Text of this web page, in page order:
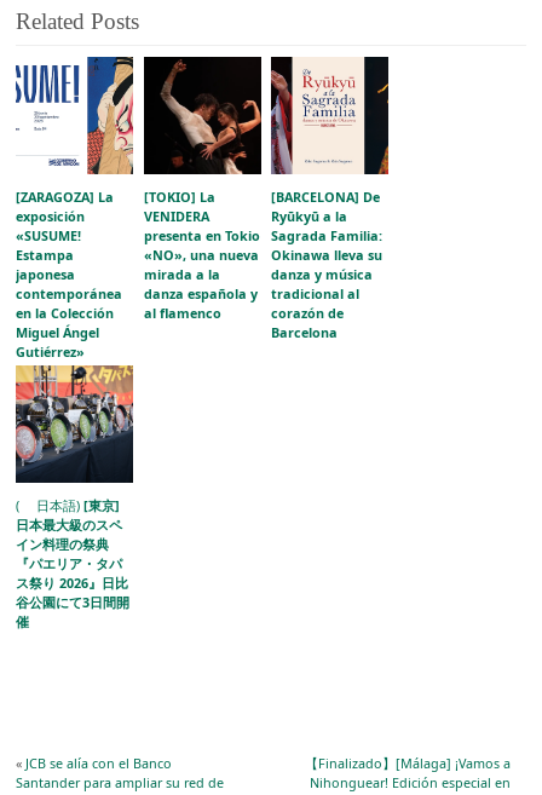
Related Posts
[ZARAGOZA] La
exposición
«SUSUME!
Estampa
japonesa
contemporánea
en la Colección
Miguel Ángel
Gutiérrez»
acerca la
evolución del
grabado japonés
al público
aragonés
[TOKIO] La
VENIDERA
presenta en Tokio
«NO», una nueva
mirada a la
danza española y
al flamenco
[BARCELONA] De
Ryūkyū a la
Sagrada Familia:
Okinawa lleva su
danza y música
tradicional al
corazón de
Barcelona
( 日本語)[東京]
日本最大級のスペ
イン料理の祭典
『パエリア・タパ
ス祭り 2026』日比
谷公園にて3日間開
催
« JCB se alía con el Banco
Santander para ampliar su red de
【Finalizado】[Málaga] ¡Vamos a
Nihonguear! Edición especial en